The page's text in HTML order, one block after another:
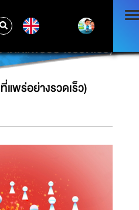
ดที่แพร่อย่างรวดเร็ว)
แพร่อย่างรวดเร็ว)